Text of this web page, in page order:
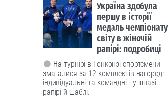
Україна здобула
першу в історії
медаль чемпіонату
світу в жіночій
рапірі: подробиці
На турнірі в Гонконзі спортсмени
змагалися за 12 комплектів нагород:
індивідуальні та командні - у шпазі,
рапірі й шаблі.